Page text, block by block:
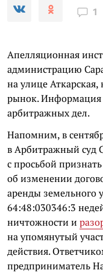
1
Апелляционная
администрацию
на улице
рынок. Информация
арбитражных дел.
Напомним, в
в Арбитражный суд
с просьбой
об изменении
аренды земельного
64:48:030346:3
ничтожности и
на упомянутый
действия.
предприниматель